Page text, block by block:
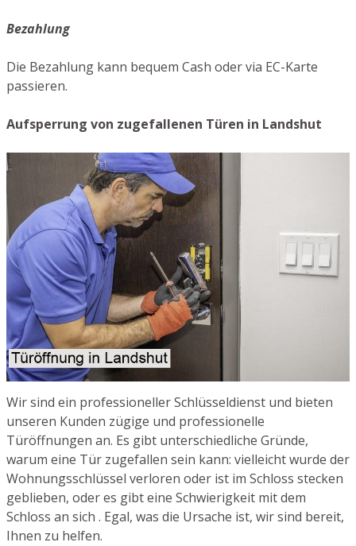
Bezahlung
Die Bezahlung kann bequem Cash oder via EC-Karte
passieren.
Aufsperrung von zugefallenen Türen in Landshut
Wir sind ein professioneller Schlüsseldienst und bieten
unseren Kunden zügige und professionelle
Türöffnungen an. Es gibt unterschiedliche Gründe,
warum eine Tür zugefallen sein kann: vielleicht wurde der
Wohnungsschlüssel verloren oder ist im Schloss stecken
geblieben, oder es gibt eine Schwierigkeit mit dem
Schloss an sich . Egal, was die Ursache ist, wir sind bereit,
Ihnen zu helfen.